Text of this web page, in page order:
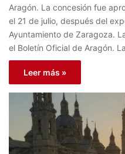
Aragón. La concesión fue
el 21 de julio, después del
Ayuntamiento de Zaragoza.
el Boletín Oficial de Aragón.
Leer más »